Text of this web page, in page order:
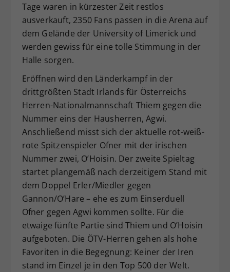
Tage waren in kürzester Zeit restlos
ausverkauft, 2350 Fans passen in die Arena auf
dem Gelände der University of Limerick und
werden gewiss für eine tolle Stimmung in der
Halle sorgen.
Eröffnen wird den Länderkampf in der
drittgrößten Stadt Irlands für Österreichs
Herren-Nationalmannschaft Thiem gegen die
Nummer eins der Hausherren, Agwi.
Anschließend misst sich der aktuelle rot-weiß-
rote Spitzenspieler Ofner mit der irischen
Nummer zwei, O’Hoisin. Der zweite Spieltag
startet plangemäß nach derzeitigem Stand mit
dem Doppel Erler/Miedler gegen
Gannon/O’Hare – ehe es zum Einserduell
Ofner gegen Agwi kommen sollte. Für die
etwaige fünfte Partie sind Thiem und O’Hoisin
aufgeboten. Die ÖTV-Herren gehen als hohe
Favoriten in die Begegnung: Keiner der Iren
stand im Einzel je in den Top 500 der Welt.